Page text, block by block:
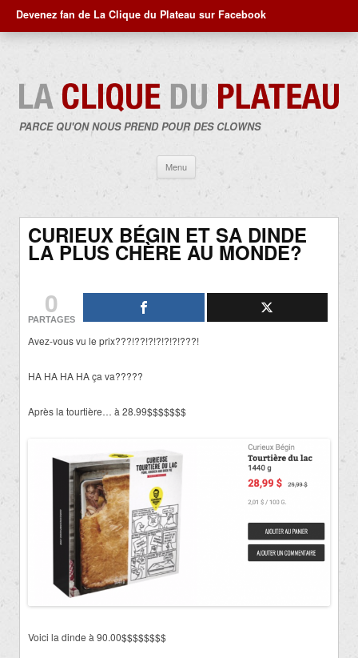
Devenez fan de La Clique du Plateau sur Facebook
PARCE QU'ON NOUS PREND POUR DES CLOWNS
Menu
contenu
CURIEUX BÉGIN ET SA DINDE
LA PLUS CHÈRE AU MONDE?
0
PARTAGES
Avez-vous vu le prix???!??!?!?!?!?!???!
HA HA HA HA ça va?????
Après la tourtière… à 28.99$$$$$$$
Voici la dinde à 90.00$$$$$$$$